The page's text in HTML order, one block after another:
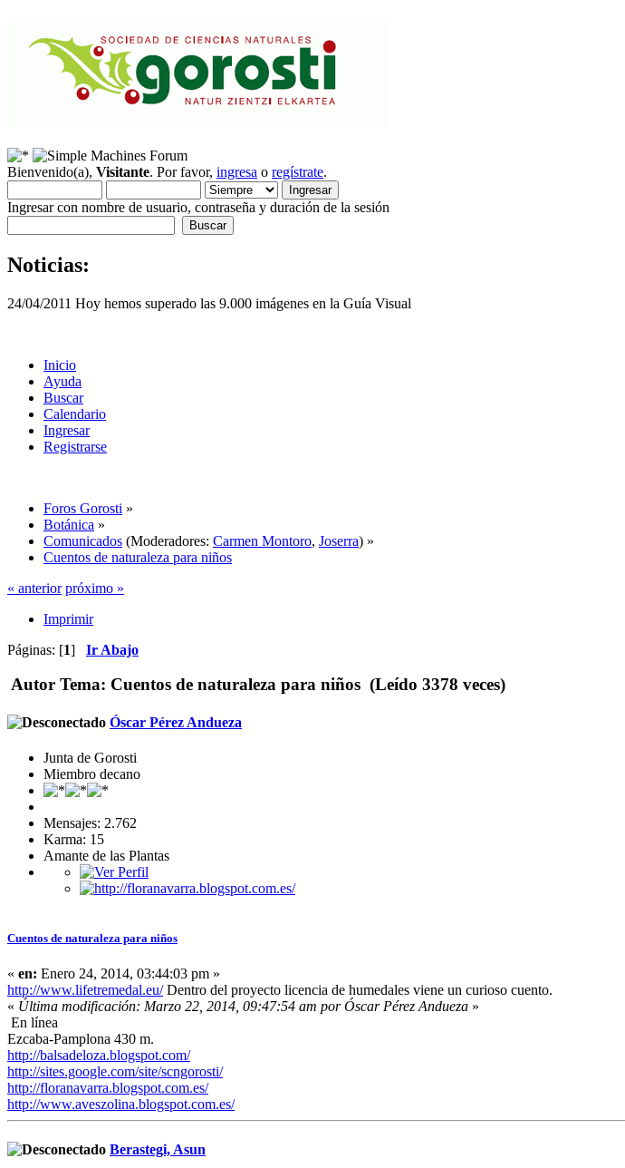
Bienvenido(a), Visitante. Por favor, ingresa o regístrate.
Ingresar con nombre de usuario, contraseña y duración de la sesión
Noticias:
24/04/2011 Hoy hemos superado las 9.000 imágenes en la Guía Visual
Inicio
Ayuda
Buscar
Calendario
Ingresar
Registrarse
Foros Gorosti »
Botánica »
Comunicados (Moderadores: Carmen Montoro, Joserra) »
Cuentos de naturaleza para niños
« anterior próximo »
Imprimir
Páginas: [1] Ir Abajo
Autor Tema: Cuentos de naturaleza para niños (Leído 3378 veces)
Óscar Pérez Andueza
Junta de Gorosti
Miembro decano
Mensajes: 2.762
Karma: 15
Amante de las Plantas
Cuentos de naturaleza para niños
« en: Enero 24, 2014, 03:44:03 pm »
http://www.lifetremedal.eu/Dentro del proyecto licencia de humedales viene un curioso cuento.
« Última modificación: Marzo 22, 2014, 09:47:54 am por Óscar Pérez Andueza »
En línea
Ezcaba-Pamplona 430 m.
http://balsadeloza.blogspot.com/
http://sites.google.com/site/scngorosti/
http://floranavarra.blogspot.com.es/
http://www.aveszolina.blogspot.com.es/
Berastegi, Asun